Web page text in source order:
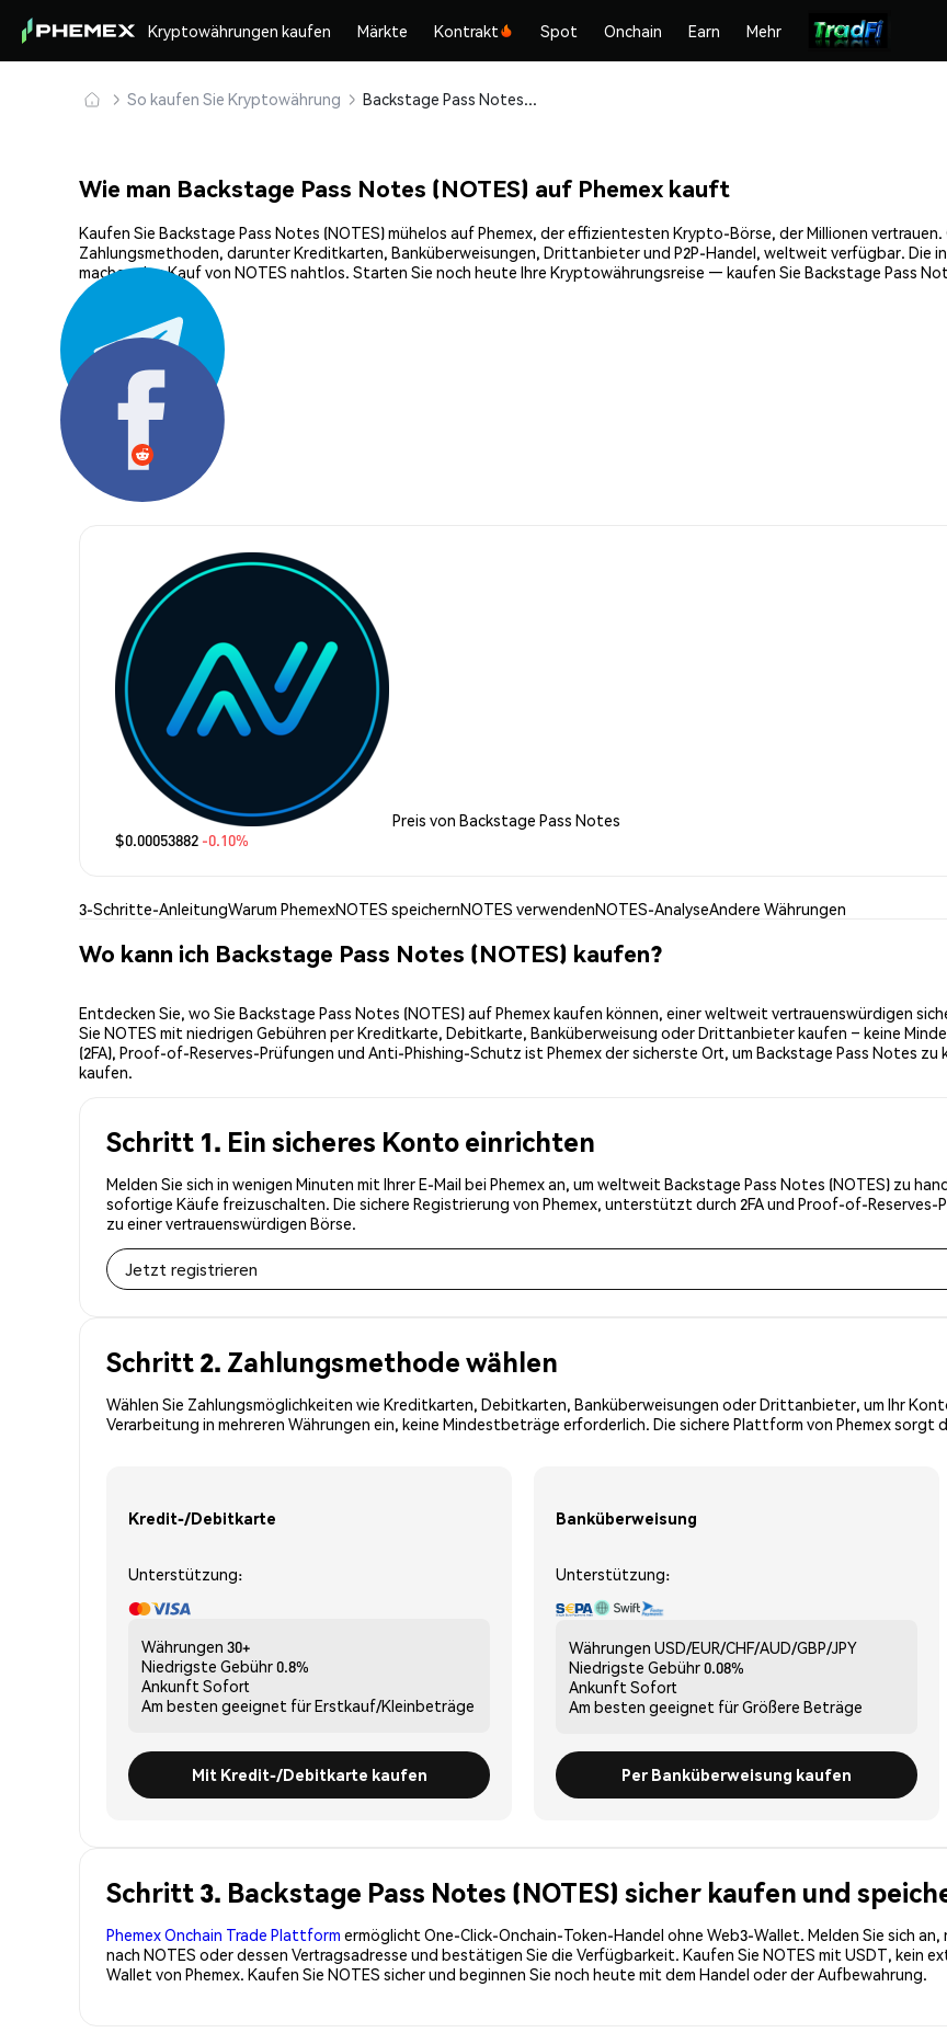
Kryptowährungen kaufen Märkte Kontrakt Spot Onchain Earn Mehr
So kaufen Sie Kryptowährung Backstage Pass Notes (NOTES) sicher kaufen und speichern
Wie man Backstage Pass Notes (NOTES) auf Phemex kauft
Kaufen Sie Backstage Pass Notes (NOTES) mühelos auf Phemex, der effizientesten Krypto-Börse, der Millionen
Zahlungsmethoden, darunter Kreditkarten, Banküberweisungen, Drittanbieter und P2P-Handel, weltweit verfügbar. Die
machen den Kauf von NOTES nahtlos. Starten Sie noch heute Ihre Kryptowährungsreise — kaufen Sie Backstage Pass
Preis von Backstage Pass Notes
$0.00053882 -0.10%
3-Schritte-AnleitungWarum PhemexNOTES speichernNOTES verwendenNOTES-AnalyseAndere Währungen
Wo kann ich Backstage Pass Notes (NOTES) kaufen?
Entdecken Sie, wo Sie Backstage Pass Notes (NOTES) auf Phemex kaufen können, einer weltweit vertrauenswürdigen
Sie NOTES mit niedrigen Gebühren per Kreditkarte, Debitkarte, Banküberweisung oder Drittanbieter kaufen – keine
(2FA), Proof-of-Reserves-Prüfungen und Anti-Phishing-Schutz ist Phemex der sicherste Ort, um Backstage Pass Notes
kaufen.
Schritt 1. Ein sicheres Konto einrichten
Melden Sie sich in wenigen Minuten mit Ihrer E-Mail bei Phemex an, um weltweit Backstage Pass Notes (NOTES) zu
sofortige Käufe freizuschalten. Die sichere Registrierung von Phemex, unterstützt durch 2FA und Proof-of-
zu einer vertrauenswürdigen Börse.
Jetzt registrieren
Schritt 2. Zahlungsmethode wählen
Wählen Sie Zahlungsmöglichkeiten wie Kreditkarten, Debitkarten, Banküberweisungen oder Drittanbieter, um Ihr
Verarbeitung in mehreren Währungen ein, keine Mindestbeträge erforderlich. Die sichere Plattform von Phemex sorgt
Kredit-/Debitkarte
Unterstützung:
Währungen 30+
Niedrigste Gebühr0.8%
Ankunft Sofort
Am besten geeignet fürErstkauf/Kleinbeträge
Mit Kredit-/Debitkarte kaufen
Banküberweisung
Unterstützung:
Währungen USD/EUR/CHF/AUD/GBP/JPY
Niedrigste Gebühr0.08%
Ankunft Sofort
Am besten geeignet fürGrößere Beträge
Per Banküberweisung kaufen
Schritt 3. Backstage Pass Notes (NOTES) sicher kaufen und
Phemex Onchain Trade Plattform ermöglicht One-Click-Onchain-Token-Handel ohne Web3-Wallet. Melden Sie sich an,
nach NOTES oder dessen Vertragsadresse und bestätigen Sie die Verfügbarkeit. Kaufen Sie NOTES mit USDT, kein
Wallet von Phemex. Kaufen Sie NOTES sicher und beginnen Sie noch heute mit dem Handel oder der Aufbewahrung.